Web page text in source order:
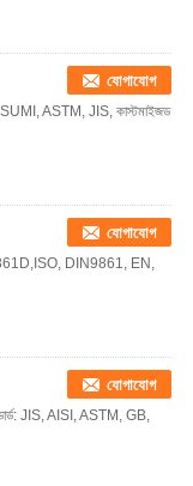
যোগাযোগ
MISUMI, ASTM, JIS, কাস্টমাইজড
যোগাযোগ
DIN9861D,ISO, DIN9861, EN,
যোগাযোগ
JIS, AISI, ASTM, GB,